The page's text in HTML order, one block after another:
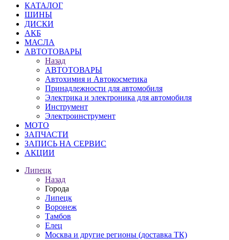
КАТАЛОГ
ШИНЫ
ДИСКИ
АКБ
МАСЛА
АВТОТОВАРЫ
Назад
АВТОТОВАРЫ
Автохимия и Автокосметика
Принадлежности для автомобиля
Электрика и электроника для автомобиля
Инструмент
Электроинструмент
МОТО
ЗАПЧАСТИ
ЗАПИСЬ НА СЕРВИС
АКЦИИ
Липецк
Назад
Города
Липецк
Воронеж
Тамбов
Елец
Москва и другие регионы (доставка ТК)